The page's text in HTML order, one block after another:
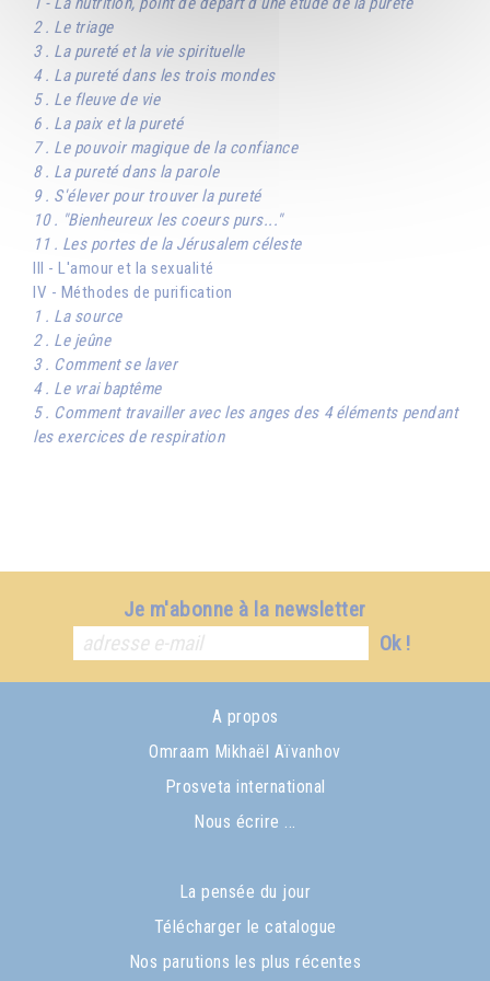
2 . Le triage
3 . La pureté et la vie spirituelle
4 . La pureté dans les trois mondes
5 . Le fleuve de vie
6 . La paix et la pureté
7 . Le pouvoir magique de la confiance
8 . La pureté dans la parole
9 . S'élever pour trouver la pureté
10 . "Bienheureux les coeurs purs..."
11 . Les portes de la Jérusalem céleste
III - L'amour et la sexualité
IV - Méthodes de purification
1 . La source
2 . Le jeûne
3 . Comment se laver
4 . Le vrai baptême
5 . Comment travailler avec les anges des 4 éléments pendant
les exercices de respiration
Je m'abonne à la newsletter
Ok !
A propos
Omraam Mikhaël Aïvanhov
Prosveta international
Nous écrire ...
La pensée du jour
Télécharger le catalogue
Nos parutions les plus récentes